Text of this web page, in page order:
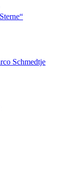
Schmedtje